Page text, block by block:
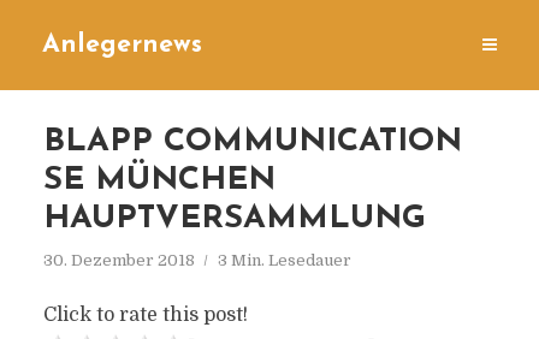
Anlegernews
BLAPP COMMUNICATION
SE MÜNCHEN
HAUPTVERSAMMLUNG
30. Dezember 2018 3 Min. Lesedauer
Click to rate this post!